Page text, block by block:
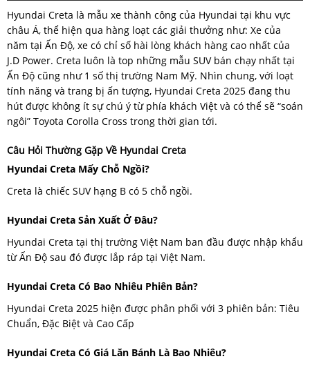
Hyundai Creta là mẫu xe thành công của Hyundai tại khu vực
châu Á, thể hiện qua hàng loạt các giải thưởng như: Xe của
năm tại Ấn Độ, xe có chỉ số hài lòng khách hàng cao nhất của
J.D Power. Creta luôn là top những mẫu SUV bán chạy nhất tại
Ấn Độ cũng như 1 số thị trường Nam Mỹ. Nhìn chung, với loạt
tính năng và trang bị ấn tượng, Hyundai Creta 2025 đang thu
hút được không ít sự chú ý từ phía khách Việt và có thể sẽ “soán
ngôi” Toyota Corolla Cross trong thời gian tới.
Câu Hỏi Thường Gặp Về Hyundai Creta
Hyundai Creta Mấy Chỗ Ngồi?
Creta là chiếc SUV hạng B có 5 chỗ ngồi.
Hyundai Creta Sản Xuất Ở Đâu?
Hyundai Creta tại thị trường Việt Nam ban đầu được nhập khẩu
từ Ấn Độ sau đó được lắp ráp tại Việt Nam.
Hyundai Creta Có Bao Nhiêu Phiên Bản?
Hyundai Creta 2025 hiện được phân phối với 3 phiên bản: Tiêu
Chuẩn, Đặc Biệt và Cao Cấp
Hyundai Creta Có Giá Lăn Bánh Là Bao Nhiêu?